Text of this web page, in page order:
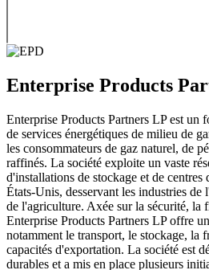
Enterprise Products
Enterprise Products Partners LP est un
de services énergétiques de milieu de
les consommateurs de gaz naturel, de
raffinés. La société exploite un vaste
d'installations de stockage et de centres
États-Unis, desservant les industries de
de l'agriculture. Axée sur la sécurité, la
Enterprise Products Partners LP offre
notamment le transport, le stockage, la
capacités d'exportation. La société est
durables et a mis en place plusieurs